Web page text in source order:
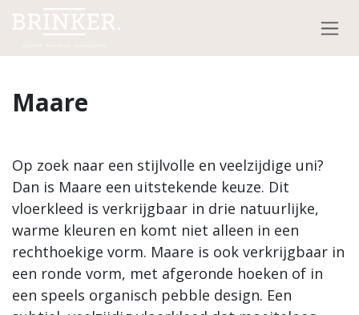
Overslaan naar inhoud
Maare
Op zoek naar een stijlvolle en veelzijdige uni?
Dan is Maare een uitstekende keuze. Dit
vloerkleed is verkrijgbaar in drie natuurlijke,
warme kleuren en komt niet alleen in een
rechthoekige vorm. Maare is ook verkrijgbaar in
een ronde vorm, met afgeronde hoeken of in
een speels organisch pebble design. Een